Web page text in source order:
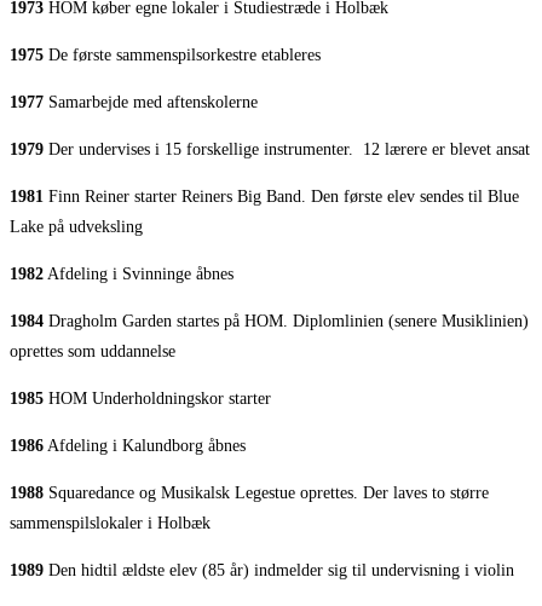
1973 HOM køber egne lokaler i Studiestræde i Holbæk
1975 De første sammenspilsorkestre etableres
1977 Samarbejde med aftenskolerne
1979 Der undervises i 15 forskellige instrumenter. 12 lærere er blevet ansat
1981 Finn Reiner starter Reiners Big Band. Den første elev sendes til Blue
Lake på udveksling
1982 Afdeling i Svinninge åbnes
1984 Dragholm Garden startes på HOM. Diplomlinien (senere Musiklinien)
oprettes som uddannelse
1985 HOM Underholdningskor starter
1986 Afdeling i Kalundborg åbnes
1988 Squaredance og Musikalsk Legestue oprettes. Der laves to større
sammenspilslokaler i Holbæk
1989 Den hidtil ældste elev (85 år) indmelder sig til undervisning i violin